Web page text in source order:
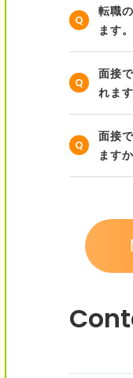
転職
ます。
面接
れま
面接
ます